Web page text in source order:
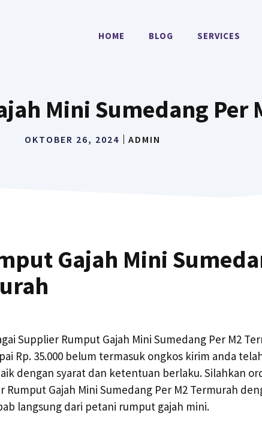
HOME BLOG SERVICES
Mini Sumedang Per
OKTOBER 26, 2024 ADMIN
Gajah Mini
Supplier Rumput Gajah Mini Sumedang Per M2
Rp. 35.000 belum termasuk ongkos kirim anda
dengan syarat dan ketentuan berlaku. Silahkan
Rumput Gajah Mini Sumedang Per M2 Termurah
langsung dari petani rumput gajah mini.